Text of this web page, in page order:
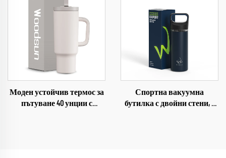
Моден устойчив термос за
пътуване 40 унции с
Спортна вакуумна
бутилка с двойни стени, с